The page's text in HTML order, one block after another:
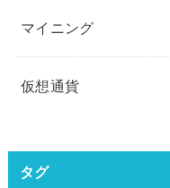
マイニング
仮想通貨
タグ